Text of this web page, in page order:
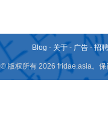
Blog - 关于 - 广告 -招
© 版权所有 2026 fridae.asia。